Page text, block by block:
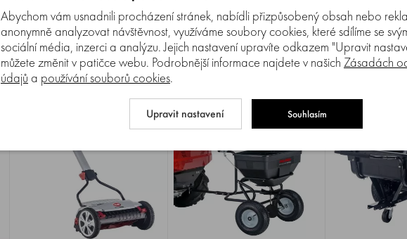
586AE, čistý výkon: 12 kW
při 2 900 ot./min, pracovní
záběr: 94 cm
119 990 Kč
102 728
Kč
Do košíku
max. průměr drcené větve 40
mm, objem koše 50 l,
hmotnost 13,5 Kg.
3 890 Kč
3 790 Kč Do košíku
sekání
porostů.
53 Kč
53 Kč -
714 Kč
Abychom vám usnadnili procházení stránek, nabídli přizpůsobený obsah nebo
anonymně analyzovat návštěvnost, využíváme soubory cookies, které sdílíme se
sociální média, inzerci a analýzu. Jejich nastavení upravíte odkazem "Upravit
můžete změnit v patičce webu. Podrobnější informace najdete v našich Zásadách
údajů a používání souborů cookies.
Upravit nastavení Souhlasím